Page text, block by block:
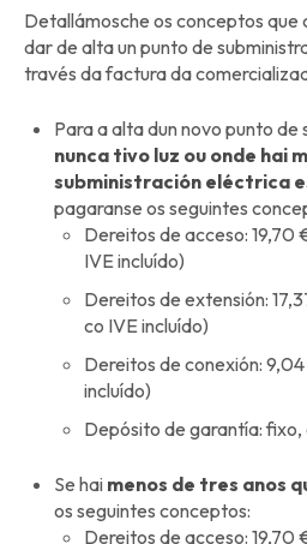
Detallámosche os conceptos
dar de alta un punto de
través da factura da
Para a alta dun novo punto de
nunca tivo luz ou onde hai
subministración eléctrica
pagaranse os seguintes
Dereitos de acceso:
IVE incluído)
Dereitos de extensión:
co IVE incluído)
Dereitos de conexión:
incluído)
Depósito de garantía:
Se hai menos de tres anos
os seguintes conceptos:
Dereitos de acceso: